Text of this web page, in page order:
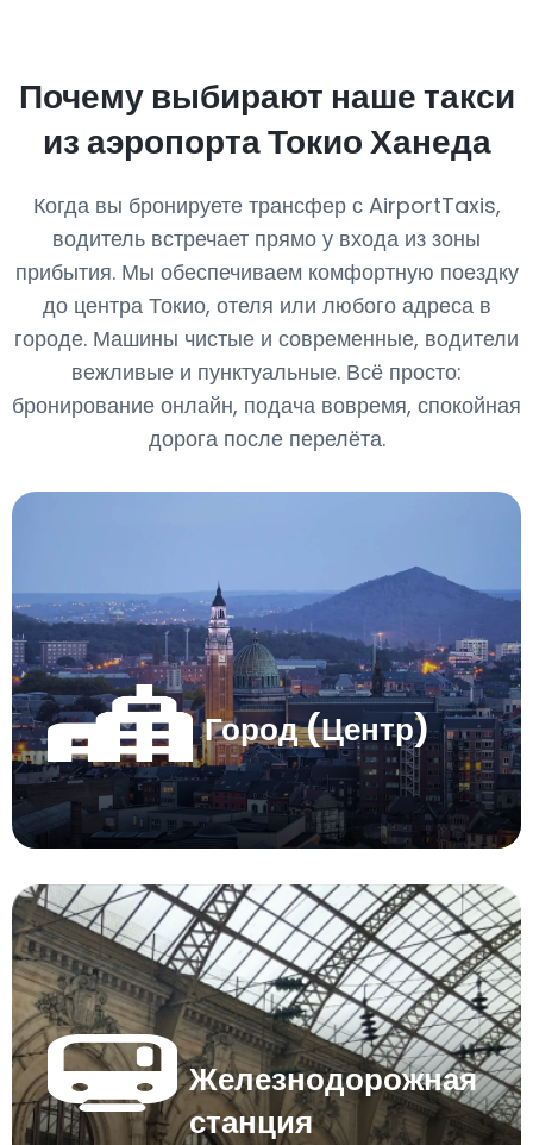
Почему выбирают наше такси
из аэропорта Токио Ханеда
Когда вы бронируете трансфер с AirportTaxis,
водитель встречает прямо у входа из зоны
прибытия. Мы обеспечиваем комфортную поездку
до центра Токио, отеля или любого адреса в
городе. Машины чистые и современные, водители
вежливые и пунктуальные. Всё просто:
бронирование онлайн, подача вовремя, спокойная
дорога после перелёта.
Город (Центр)
Железнодорожная
станция